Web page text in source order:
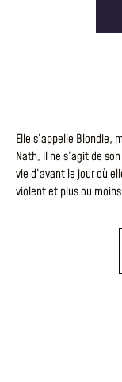
Elle s’appelle Blondie,
Nath, il ne s’agit de
vie d’avant le jour où
violent et plus ou